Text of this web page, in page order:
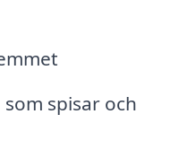
spisar och